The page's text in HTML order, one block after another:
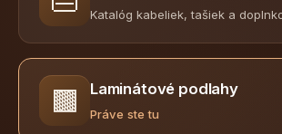
Katalóg kabeliek, tašiek a
🟫 Laminátové podlahy
Práve ste tu